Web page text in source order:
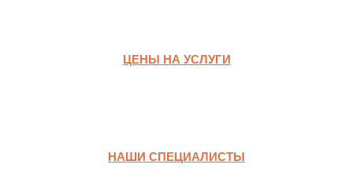
ЦЕНЫ НА УСЛУГИ
НАШИ СПЕЦИАЛИСТЫ